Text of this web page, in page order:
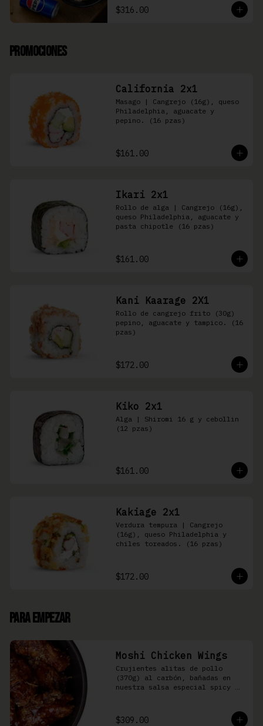
$316.00
Promociones
California 2x1
Masago | Cangrejo (16g), queso
Philadelphia, aguacate y
pepino. (16 pzas)
$161.00
Ikari 2x1
Rollo de alga | Cangrejo (16g),
queso Philadelphia, aguacate y
pasta chipotle (16 pzas)
$161.00
Kani Kaarage 2X1
Rollo de cangrejo frito (30g)
pepino, aguacate y tampico. (16
pzas)
$172.00
Kiko 2x1
Alga | Shiromi 16 g y cebollin
(12 pzas)
$161.00
Kakiage 2x1
Verdura tempura | Cangrejo
(16g), queso Philadelphia y
chiles toreados. (16 pzas)
$172.00
Para Empezar
Moshi Chicken Wings
Crujientes alitas de pollo
(370g) al carbón, bañadas en
nuestra salsa especial spicy
$309.00